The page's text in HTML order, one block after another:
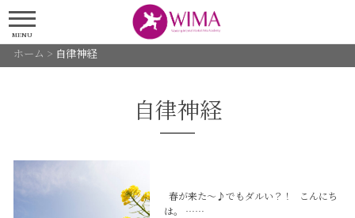
MENU
ホーム > 自律神経
自律神経
春が来た〜♪でもダルい？！ こんにち
は。 ……